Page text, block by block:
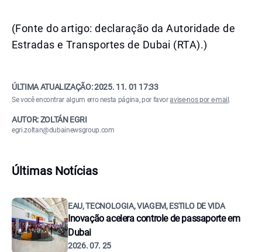
(Fonte do artigo: declaração da Autoridade de
Estradas e Transportes de Dubai (RTA).)
ÚLTIMA ATUALIZAÇÃO:2025. 11. 01 17:33
Se você encontrar algum erro nesta página, por favoravise-nos por e-mail .
AUTOR: ZOLTÁN EGRI
egri.zoltan@dubainewsgroup.com
Últimas Notícias
EAU, TECNOLOGIA, VIAGEM, ESTILO DE VIDA
Inovação acelera controle de passaporte em
Dubai
2026. 07. 25